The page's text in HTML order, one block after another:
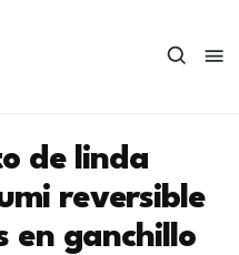
de linda
reversible
en ganchillo